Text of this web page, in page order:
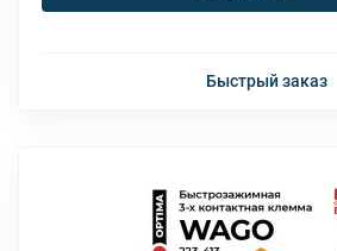
Быстрый заказ